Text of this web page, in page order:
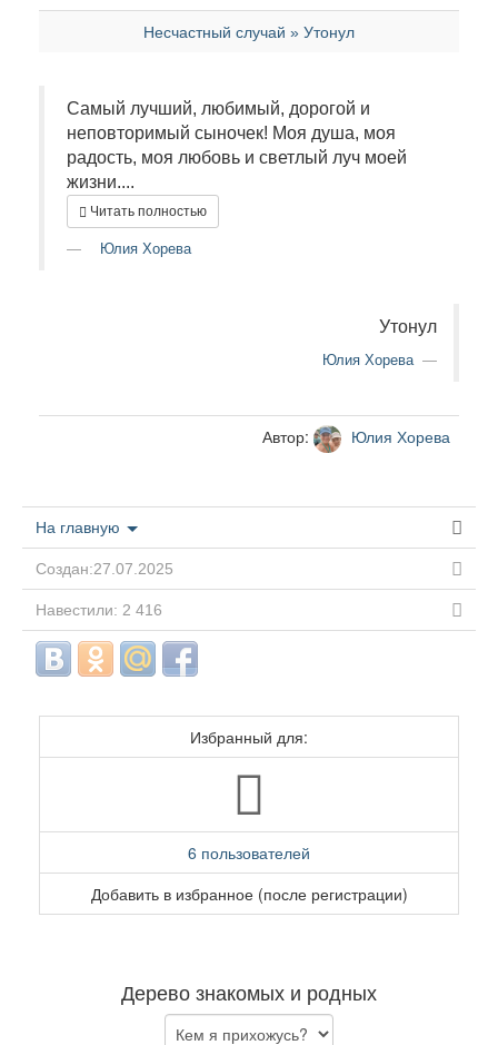
Несчастный случай » Утонул
Самый лучший, любимый, дорогой и
неповторимый сыночек! Моя душа, моя
радость, моя любовь и светлый луч моей
жизни....
Читать полностью
Юлия Хорева
Утонул
Юлия Хорева
Автор: Юлия Хорева
На главную
Создан:27.07.2025
Навестили: 2 416
Избранный для:
6 пользователей
Добавить в избранное (после регистрации)
Дерево знакомых и родных